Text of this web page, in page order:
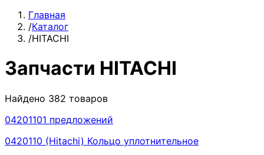
Главная
/Каталог
/HITACHI
Запчасти HITACHI
Найдено 382 товаров
04201101 предложений
0420110 (Hitachi) Кольцо уплотнительное